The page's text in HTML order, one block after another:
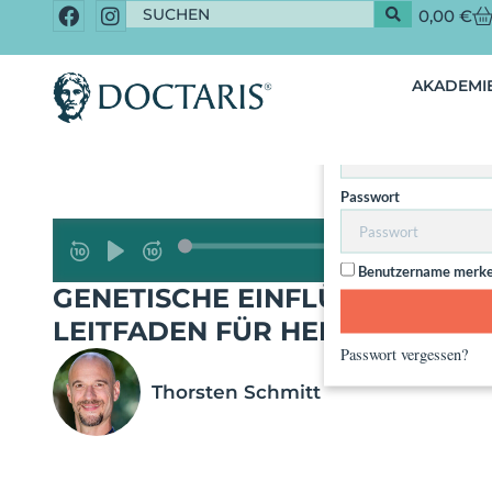
0,00€
Dieser
Passwort
Benutzername
Passwort vergessen?
GENETISCHE EINFLÜSSE NEU
LEITFADEN FÜR HEILBERUFE
Thorsten Schmitt